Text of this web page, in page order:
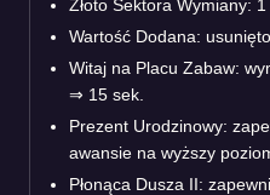
Złoto Sektora Wymiany:
Wartość Dodana:
Witaj na Placu Zabaw:
⇒ 15 sek.
Prezent Urodzinowy:
awansie na wyższy
Płonąca Dusza II: